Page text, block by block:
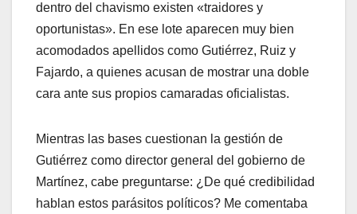
dentro del chavismo existen «traidores y
oportunistas». En ese lote aparecen muy bien
acomodados apellidos como Gutiérrez, Ruiz y
Fajardo, a quienes acusan de mostrar una doble
cara ante sus propios camaradas oficialistas.
​Mientras las bases cuestionan la gestión de
Gutiérrez como director general del gobierno de
Martínez, cabe preguntarse: ¿De qué credibilidad
hablan estos parásitos políticos? Me comentaba